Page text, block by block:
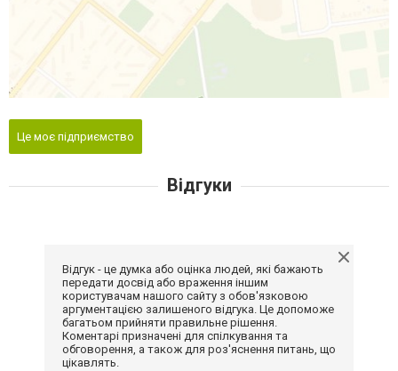
Це моє підприємство
Відгуки
Відгук - це думка або оцінка людей, які бажають
передати досвід або враження іншим
користувачам нашого сайту з обов'язковою
аргументацією залишеного відгука. Це допоможе
багатьом прийняти правильне рішення.
Коментарі призначені для спілкування та
обговорення, а також для роз'яснення питань, що
цікавлять.